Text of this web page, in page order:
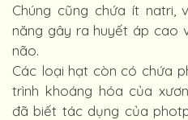
Chúng cũng chứa ít
năng gây ra huyết áp cao
não.
Các loại hạt còn có chứa
trình khoáng hóa của
đã biết tác dụng của